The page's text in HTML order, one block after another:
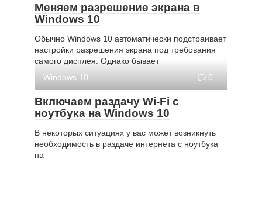
Меняем разрешение экрана в
Windows 10
Обычно Windows 10 автоматически подстраивает
настройки разрешения экрана под требования
самого дисплея. Однако бывает
Windows 10
0
Включаем раздачу Wi-Fi с
ноутбука на Windows 10
В некоторых ситуациях у вас может возникнуть
необходимость в раздаче интернета с ноутбука
на